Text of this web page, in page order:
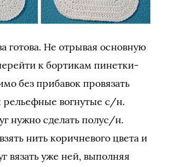
готова. Не отрывая основную
к бортикам пинетки-
без прибавок провязать
рельефные вогнутые с/н.
нужно сделать полус/н.
нить коричневого цвета и
вязать уже ней, выполняя